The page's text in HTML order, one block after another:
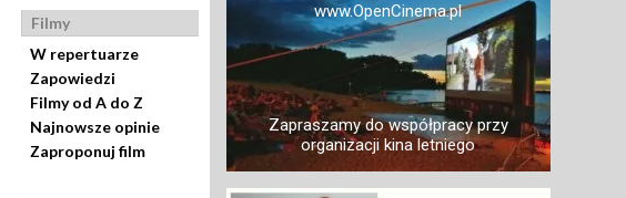
Filmy
W repertuarze
Zapowiedzi
Filmy od A do Z
Najnowsze opinie
Zaproponuj film
www.OpenCinema.pl
Zapraszamy do współpracy przy
organizacji kina letniego